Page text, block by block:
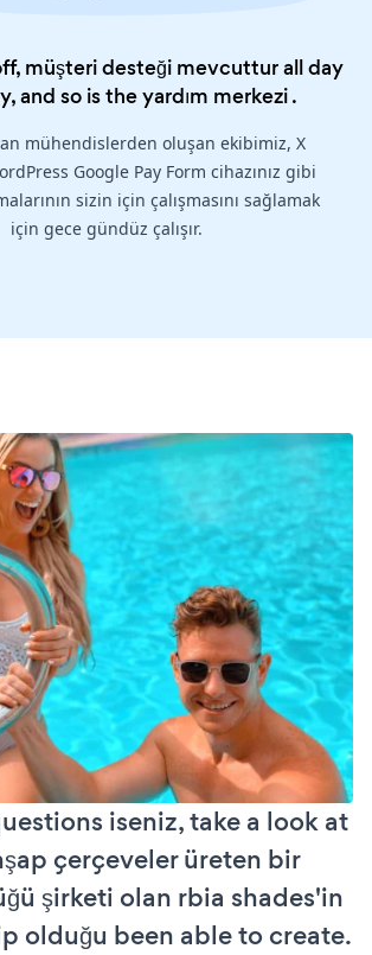
müşteri desteği mevcuttur all day
and so is theyardım merkezi.
mühendislerden oluşan ekibimiz, X
Google Pay Form cihazınız gibi
sizin için çalışmasını sağlamak
için gece gündüz çalışır.
iseniz, take a look at
çerçeveler üreten bir
şirketi olan rbia shades'in
olduğu been able to create.